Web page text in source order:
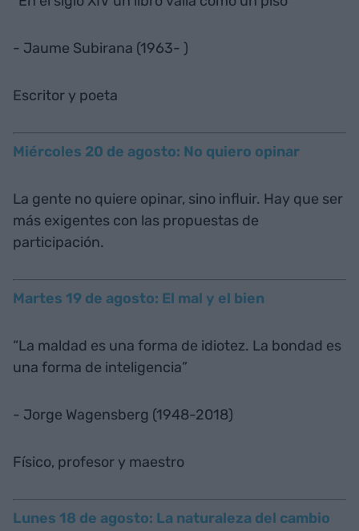
- Jaume Subirana (1963- )
Escritor y poeta
Miércoles 20 de agosto: No quiero opinar
La gente no quiere opinar, sino influir. Hay que ser
más exigentes con las propuestas de
participación.
Martes 19 de agosto: El mal y el bien
“La maldad es una forma de idiotez. La bondad es
una forma de inteligencia”
- Jorge Wagensberg (1948-2018)
Físico, profesor y maestro
Lunes 18 de agosto: La naturaleza del cambio